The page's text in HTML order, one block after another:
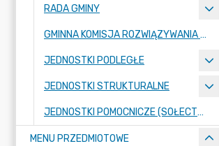
RADA GMINY
GMINNA KOMISJA ROZWIĄZYWANIA PROBLEMÓW ALKOHOLOWYCH
JEDNOSTKI PODLEGŁE
JEDNOSTKI STRUKTURALNE
JEDNOSTKI POMOCNICZE (SOŁECTWA)
MENU PRZEDMIOTOWE